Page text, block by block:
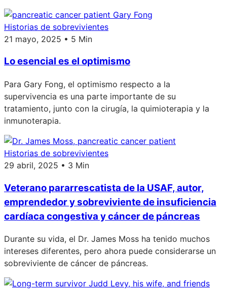
Historias de sobrevivientes
21 mayo, 2025 • 5 Min
Lo esencial es el optimismo
Para Gary Fong, el optimismo respecto a la
supervivencia es una parte importante de su
tratamiento, junto con la cirugía, la quimioterapia y la
inmunoterapia.
Historias de sobrevivientes
29 abril, 2025 • 3 Min
Veterano pararrescatista de la USAF, autor,
emprendedor y sobreviviente de insuficiencia
cardíaca congestiva y cáncer de páncreas
Durante su vida, el Dr. James Moss ha tenido muchos
intereses diferentes, pero ahora puede considerarse un
sobreviviente de cáncer de páncreas.